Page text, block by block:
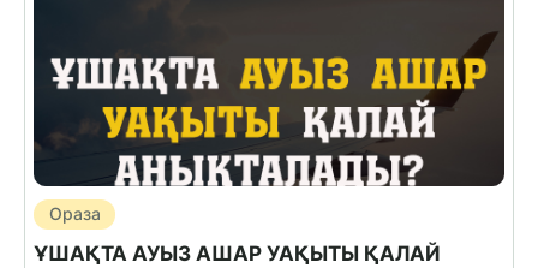
Ораза
ҰШАҚТА АУЫЗ АШАР УАҚЫТЫ ҚАЛАЙ